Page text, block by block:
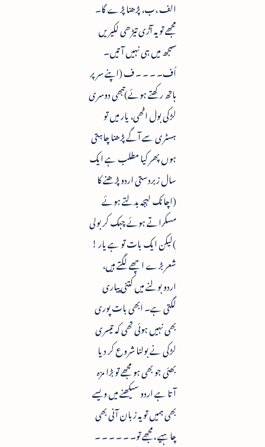
الف ،ب، پڑھنا پڑے گا۔
مجھے تو یہ آڑی تیڑھی لکیریں
سمجھ میں ہی نہیں آتیں۔
اُف۔ ۔ ۔ ۔ ف (اپنے سر پر
ہاتھ رکھتے ہوئے)تبھی دوسری
لڑکی بول اٹھی، یار میں تو
ہسٹری سے آگے پڑھنا چاہتی
ہوں پھر کیا مطلب ہے ایک
سال زبردستی اردو پڑھنے کا
(اچانک لہجہ بدلتے ہوئے
مسکراتے ہوئے چہک کر بولی
)لیکن ایک بات تو ہے یار !
شعر بڑے اچھے لگتے ہیں،
اردو بولنے میں کتنی پیاری
لگتی ہے۔ ابھی بات پوری
بھی نہیں ہوئی تھی کہ تیسری
لڑکی نے بولنا شروع کر دیا
بھئی جو بھی ہو مجھے تو بڑا مزہ
آتا ہے اردو سیکھنے میں ویسے
بھی ہمیں تو یہ زبان آنی بھی
چاہیے ،مجھے تو۔ ۔ ۔ ۔ ۔ ۔